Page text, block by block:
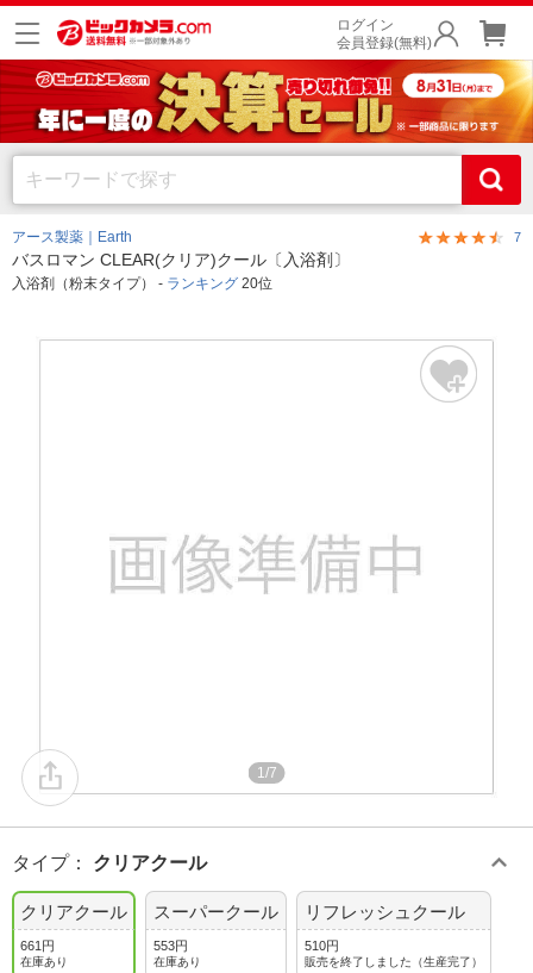
ログイン
会員登録(無料)
アース製薬｜Earth 7
バスロマン CLEAR(クリア)クール〔入浴剤〕
入浴剤（粉末タイプ） - ランキング 20位
1/7
タイプ： クリアクール
クリアクール
661円
在庫あり
スーパークール
553円
在庫あり
リフレッシュクール
510円
販売を終了しました（生産完了）